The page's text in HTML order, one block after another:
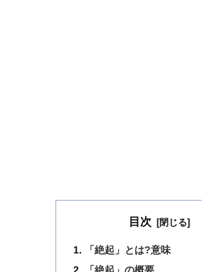
目次
「絶起」とは?意味